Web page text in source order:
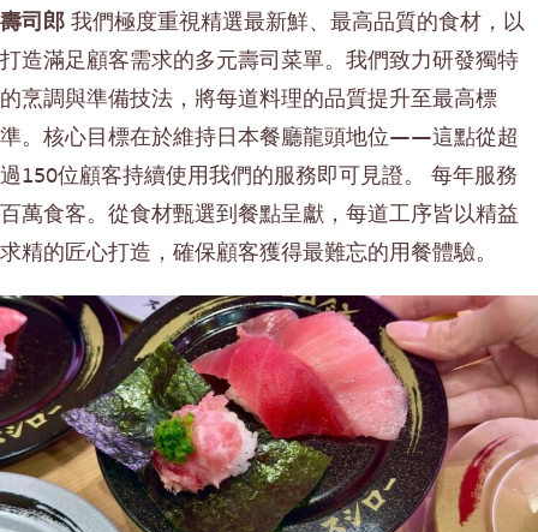
套餐/日本家常菜
便當/日本料理配送服務
沙沒沙空
普吉島
芭堤雅
塔尼亞
拉瑪三世
拉瑪四世
其他
壽司郎我們極度重視精選最新鮮、最高品質的食材，以
打造滿足顧客需求的多元壽司菜單。我們致力研發獨特
的烹調與準備技法，將每道料理的品質提升至最高標
準。核心目標在於維持日本餐廳龍頭地位——這點從超
過150位顧客持續使用我們的服務即可見證。 每年服務
百萬食客。從食材甄選到餐點呈獻，每道工序皆以精益
求精的匠心打造，確保顧客獲得最難忘的用餐體驗。